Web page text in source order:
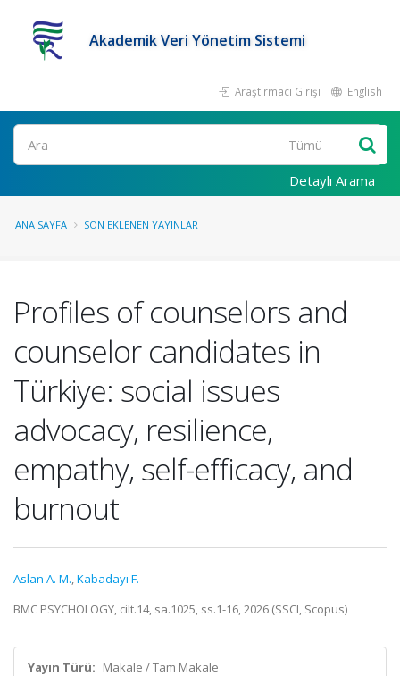
Akademik Veri Yönetim Sistemi
Araştırmacı Girişi English
Ara
Detaylı Arama
ANA SAYFA SON EKLENEN YAYINLAR
Profiles of counselors and
counselor candidates in
Türkiye: social issues
advocacy, resilience,
empathy, self-efficacy, and
burnout
Aslan A. M.,Kabadayı F.
BMC PSYCHOLOGY, cilt.14, sa.1025, ss.1-16, 2026 (SSCI, Scopus)
Yayın Türü: Makale / Tam Makale